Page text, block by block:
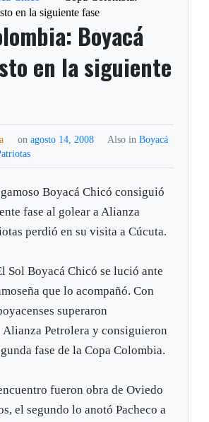
en la siguiente fase
Boyacá
en la siguiente
on agosto 14, 2008 Also in Boyacá
Boyacá Chicó consiguió
fase al golear a Alianza
perdió en su visita a Cúcuta.
Sol Boyacá Chicó se lució ante
que lo acompañó. Con
superaron
Alianza Petrolera y consiguieron
fase de la Copa Colombia.
fueron obra de Oviedo
el segundo lo anotó Pacheco a